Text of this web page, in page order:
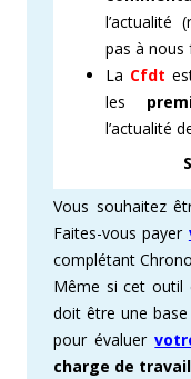
l’actualité
pas à nous
La Cfdt
les
l’actualité
Vous souhaitez
Faites-vous payer
complétant
Même si cet outil
doit être une
pour évaluer
charge de travail